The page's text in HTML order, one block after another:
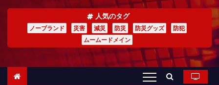
人気のタグ
ノーブランド 災害 減災 防災 防災グッズ
防犯
ムームードメイン